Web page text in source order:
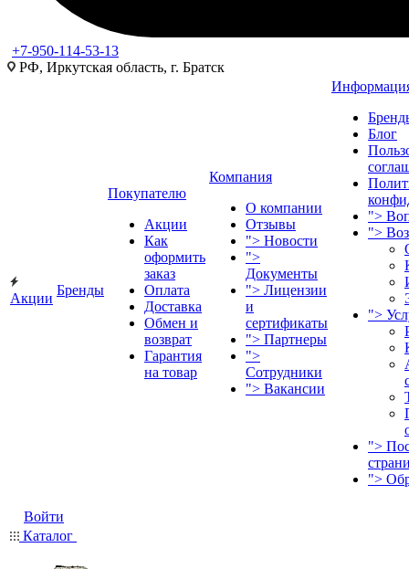
+7-950-114-53-13
РФ, Иркутская область, г. Братск
Акции
Бренды
Покупателю
Акции
Как
оформить
заказ
Оплата
Доставка
Обмен и
возврат
Гарантия
на товар
Компания
О компании
Отзывы
"> Новости
">
Документы
"> Лицензии
и
сертификаты
"> Партнеры
">
Сотрудники
"> Вакансии
Блог
">
">
">
">
">
Войти
Каталог